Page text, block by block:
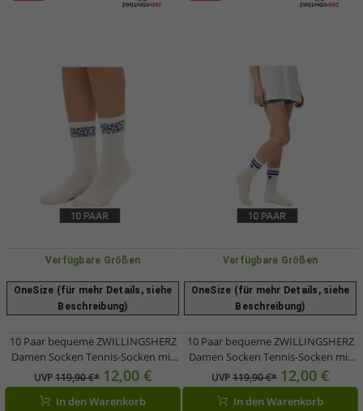
Verfügbare Größen
OneSize (für mehr Details, siehe
Beschreibung)
10 Paar bequeme ZWILLINGSHERZ
Damen Socken Tennis-Socken mit
Leoparden-Muster Alltags-Strümpfe
Baumwoll-Socken 4603S K248144
Weiß/Blau
UVP119,90 €* 12,00 €
In den Warenkorb
Verfügbare Größen
OneSize (für mehr Details, siehe
Beschreibung)
10 Paar bequeme ZWILLINGSHERZ
Damen Socken Tennis-Socken mit
Herz-Stickerei Alltags-Strümpfe
Baumwoll-Socken 4603S K248141
Weiß/Blau
UVP119,90 €* 12,00 €
In den Warenkorb